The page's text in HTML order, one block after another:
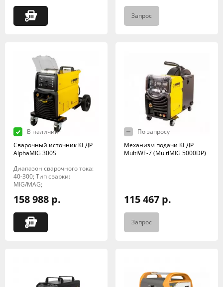
Запрос
В наличии
Сварочный источник КЕДР
AlphaMIG 300S
Диапазон сварочного тока:
40-300; Тип сварки:
MIG/MAG;
158 988 р.
По запросу
Механизм подачи КЕДР
MultiWF-7 (MultiMIG 5000DP)
115 467 р.
Запрос